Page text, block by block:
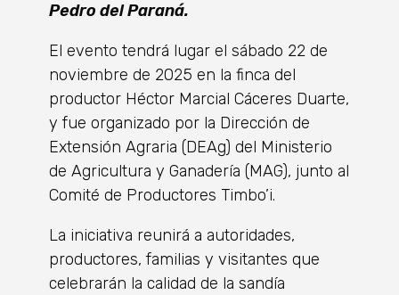
Pedro del Paraná.
El evento tendrá lugar el sábado 22 de
noviembre de 2025 en la finca del
productor Héctor Marcial Cáceres Duarte,
y fue organizado por la Dirección de
Extensión Agraria (DEAg) del Ministerio
de Agricultura y Ganadería (MAG), junto al
Comité de Productores Timbo’i.
La iniciativa reunirá a autoridades,
productores, familias y visitantes que
celebrarán la calidad de la sandía